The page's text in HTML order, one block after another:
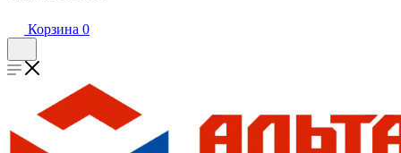
Корзина 0